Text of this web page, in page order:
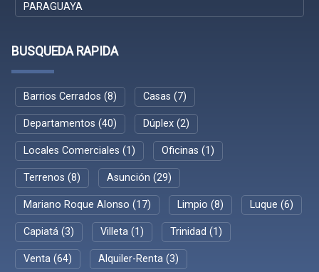
PARAGUAYA
BUSQUEDA RAPIDA
Barrios Cerrados (8) Casas (7)
Departamentos (40) Dúplex (2)
Locales Comerciales (1) Oficinas (1)
Terrenos (8) Asunción (29)
Mariano Roque Alonso (17) Limpio (8) Luque (6)
Capiatá (3) Villeta (1) Trinidad (1)
Venta (64) Alquiler-Renta (3)